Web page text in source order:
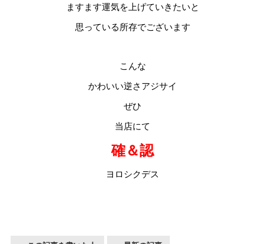
ますます運気を上げていきたいと
思っている所存でございます
こんな
かわいい逆さアジサイ
ぜひ
当店にて
確＆認
ヨロシクデス